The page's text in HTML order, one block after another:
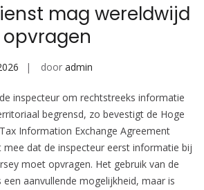
mag wereldwijd
door admin
inspecteur om rechtstreeks informatie
begrensd, zo bevestigt de Hoge
Information Exchange Agreement
mee dat de inspecteur eerst informatie bij
moet opvragen. Het gebruik van de
een aanvullende mogelijkheid, maar is